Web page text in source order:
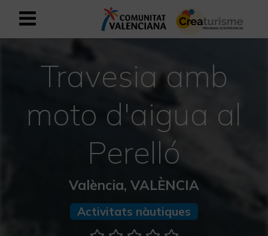
Valencià
Mediterrani Actiu i Esportiu
Mediterrani Cultural
Mediterrani Rural i Natural
Experiències a la tardor
Travesia amb
moto d'aigua al
Perelló
València, VALÈNCIA
Activitats nàutiques